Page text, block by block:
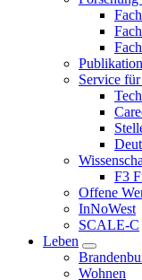
Service
F3
Offene
InNoWest
SCALE-C
Leben
Wohnen